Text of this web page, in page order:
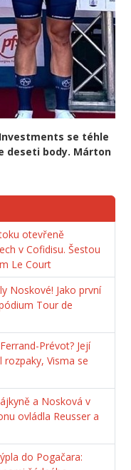
se téhle
deseti body. Márton
otevřeně
v Cofidisu. Šestou
Le Court
Noskové! Jako první
Tour de
Prévot? Její
rozpaky, Visma se
a Nosková v
ovládla Reusser a
do Pogačara: